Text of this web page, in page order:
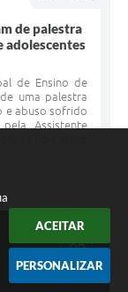
ACEITAR
PERSONALIZAR
de palestra
adolescentes
de Ensino de
uma palestra
e abuso sofrido
Assistente
03